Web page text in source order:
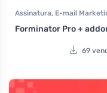
Assinatura, E-mail
Forminator Pro +
69